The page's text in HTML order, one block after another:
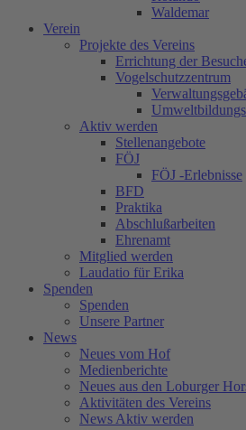
Waldemar
Verein
Projekte des Vereins
Errichtung der
Vogelschutzzentrum
Aktiv werden
Stellenangebote
FÖJ
FÖJ -Erlebnisse
BFD
Praktika
Abschlußarbeiten
Ehrenamt
Mitglied werden
Laudatio für Erika
Spenden
Spenden
Unsere Partner
News
Neues vom Hof
Medienberichte
Neues aus den Loburger
Aktivitäten des Vereins
News Aktiv werden